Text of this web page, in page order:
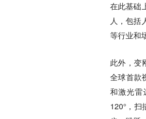
在此基础
人，包括
等行业和
此外，变
全球首款
和激光雷
120°，